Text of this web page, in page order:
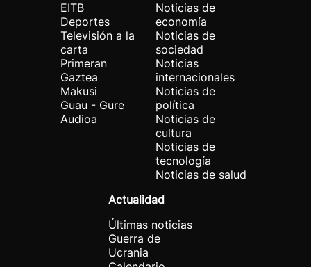
EITB
Deportes
Televisión a la
carta
Primeran
Gaztea
Makusi
Guau - Gure
Audioa
Noticias de
economía
Noticias de
sociedad
Noticias
internacionales
Noticias de
política
Noticias de
cultura
Noticias de
tecnología
Noticias de salud
Actualidad
Últimas noticias
Guerra de
Ucrania